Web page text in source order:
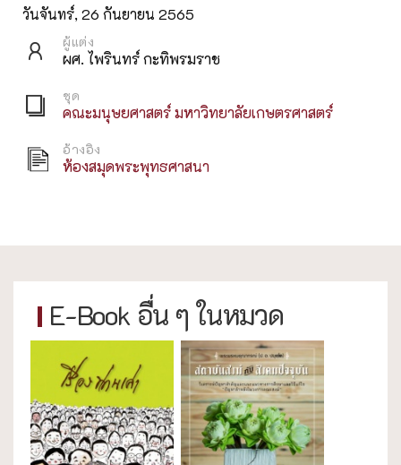
วันจันทร์, 26 กันยายน 2565
ผู้แต่ง
ผศ. ไพรินทร์ กะทิพรมราช
ชุด
คณะมนุษยศาสตร์ มหาวิทยาลัยเกษตรศาสตร์
อ้างอิง
ห้องสมุดพระพุทธศาสนา
E-Book อื่น ๆ ในหมวด